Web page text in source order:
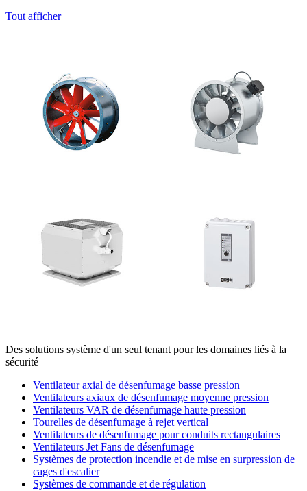
Tout afficher
Des solutions système d'un seul tenant pour les domaines liés à la
sécurité
Ventilateur axial de désenfumage basse pression
Ventilateurs axiaux de désenfumage moyenne pression
Ventilateurs VAR de désenfumage haute pression
Tourelles de désenfumage à rejet vertical
Ventilateurs de désenfumage pour conduits rectangulaires
Ventilateurs Jet Fans de désenfumage
Systèmes de protection incendie et de mise en surpression de
cages d'escalier
Systèmes de commande et de régulation